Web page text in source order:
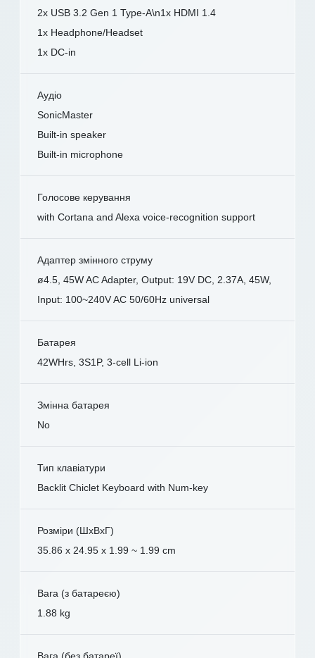
2x USB 3.2 Gen 1 Type-A\n1x HDMI 1.4
1x Headphone/Headset
1x DC-in
Аудіо
SonicMaster
Built-in speaker
Built-in microphone
Голосове керування
with Cortana and Alexa voice-recognition support
Адаптер змінного струму
ø4.5, 45W AC Adapter, Output: 19V DC, 2.37A, 45W,
Input: 100~240V AC 50/60Hz universal
Батарея
42WHrs, 3S1P, 3-cell Li-ion
Змінна батарея
No
Тип клавіатури
Backlit Chiclet Keyboard with Num-key
Розміри (ШxВxГ)
35.86 x 24.95 x 1.99 ~ 1.99 cm
Вага (з батареєю)
1.88 kg